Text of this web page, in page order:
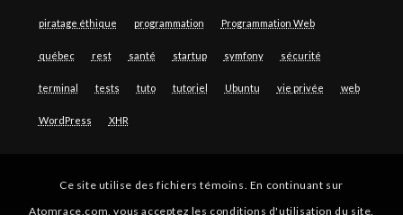
piratage éthique programmation Programmation Web
québec rest santé startup symfony sécurité
terminal tests tuto tutoriel Ubuntu vie privée web
WordPress XHR
Ce site utilise des fichiers témoins. En continuant sur
Atomrace.com, vous acceptez les conditions d'utilisation du site.